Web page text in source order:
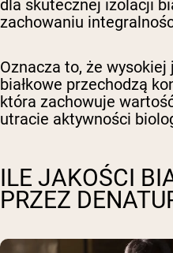
dla skutecznej izolacji
zachowaniu
Oznacza to, że
białkowe przechodzą
która zachowuje
utracie aktywności
ILE JAKOŚCI
PRZEZ